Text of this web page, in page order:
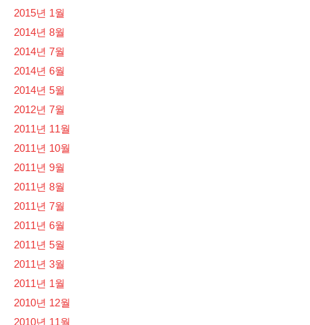
2015년 1월
2014년 8월
2014년 7월
2014년 6월
2014년 5월
2012년 7월
2011년 11월
2011년 10월
2011년 9월
2011년 8월
2011년 7월
2011년 6월
2011년 5월
2011년 3월
2011년 1월
2010년 12월
2010년 11월